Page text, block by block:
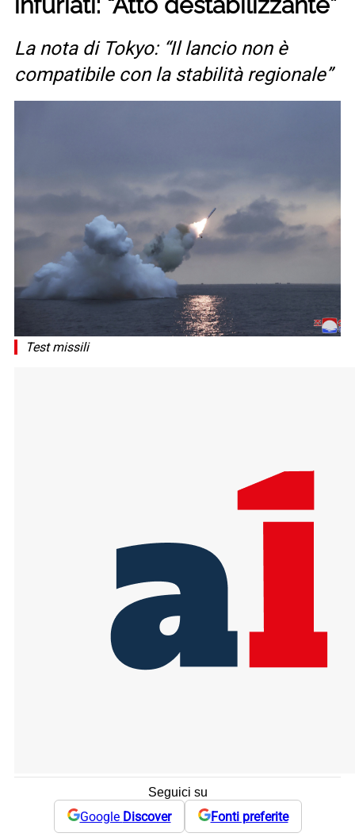
La nota di Tokyo: “Il lancio non è
compatibile con la stabilità regionale”
Test missili
Seguici su
Google Discover Fonti preferite